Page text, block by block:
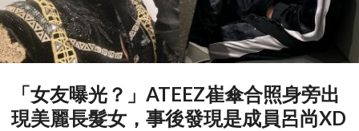
「女友曝光？」ATEEZ崔傘合照身旁出
現美麗長髮女，事後發現是成員呂尚XD